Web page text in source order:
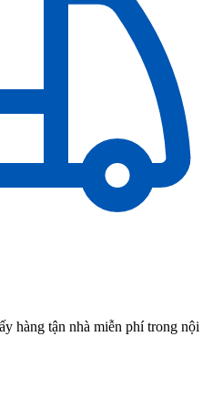
hàng tận nhà miễn phí trong nội